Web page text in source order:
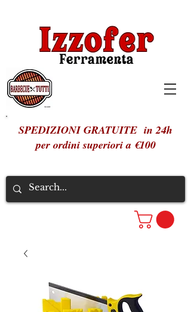
SPEDIZIONI GRATUITE in 24h
per ordini superiori a €100